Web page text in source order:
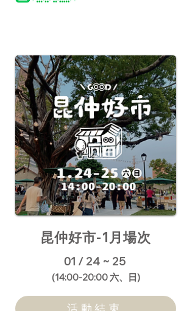
昆仲好市-1月場次
01 / 24 ~ 25
​(14:00-20:00 六、日)